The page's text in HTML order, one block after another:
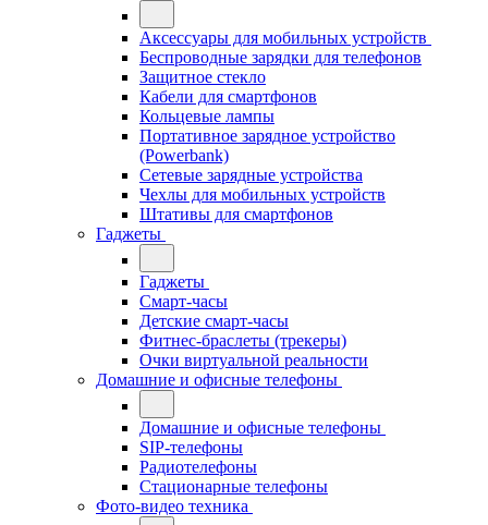
Аксессуары для мобильных устройств
Беспроводные зарядки для телефонов
Защитное стекло
Кабели для смартфонов
Кольцевые лампы
Портативное зарядное устройство
(Powerbank)
Сетевые зарядные устройства
Чехлы для мобильных устройств
Штативы для смартфонов
Гаджеты
Гаджеты
Смарт-часы
Детские смарт-часы
Фитнес-браслеты (трекеры)
Очки виртуальной реальности
Домашние и офисные телефоны
Домашние и офисные телефоны
SIP-телефоны
Радиотелефоны
Стационарные телефоны
Фото-видео техника